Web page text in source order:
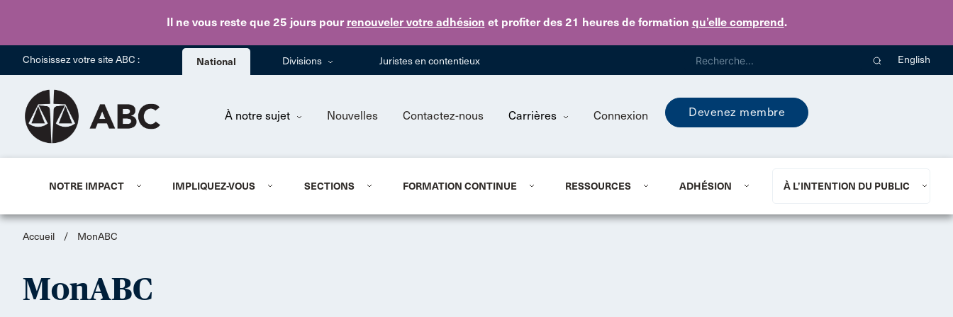
Il ne vous reste que 25 jourspour renouveler votre adhésion et profiter des 21 heures de formation qu’elle comprend.
Skip to main content
Choisissez votre site ABC : National Divisions Juristes en contentieux English
À notre sujet Nouvelles Contactez-nous Carrières Connexion Devenez membre
NOTRE IMPACT IMPLIQUEZ-VOUS SECTIONS FORMATION CONTINUE RESSOURCES ADHÉSION À L’INTENTION DU PUBLIC
Accueil / MonABC
MonABC